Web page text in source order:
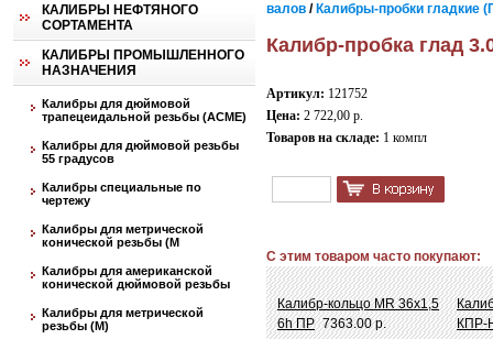
КАЛИБРЫ НЕФТЯНОГО
СОРТАМЕНТА
КАЛИБРЫ ПРОМЫШЛЕННОГО
НАЗНАЧЕНИЯ
Калибры для дюймовой
трапецеидальной резьбы (АСМЕ)
Калибры для дюймовой резьбы
55 градусов
Калибры специальные по
чертежу
Калибры для метрической
конической резьбы (М
Калибры для американской
конической дюймовой резьбы
Калибры для метрической
резьбы (М)
валов / Калибры-пробки гладкие
Калибр-пробка глад
Артикул: 121752
Цена: 2 722,00 р.
Товаров на складе: 1 компл
С этим товаром часто покупают:
Калибр-кольцо MR 36х1,5
6h ПР 7363.00 р.
КПР-